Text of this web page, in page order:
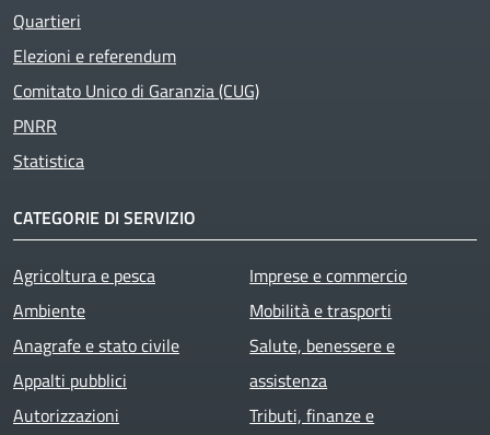
Quartieri
Elezioni e referendum
Comitato Unico di Garanzia (CUG)
PNRR
Statistica
CATEGORIE DI SERVIZIO
Agricoltura e pesca
Ambiente
Anagrafe e stato civile
Appalti pubblici
Autorizzazioni
Imprese e commercio
Mobilità e trasporti
Salute, benessere e
assistenza
Tributi, finanze e